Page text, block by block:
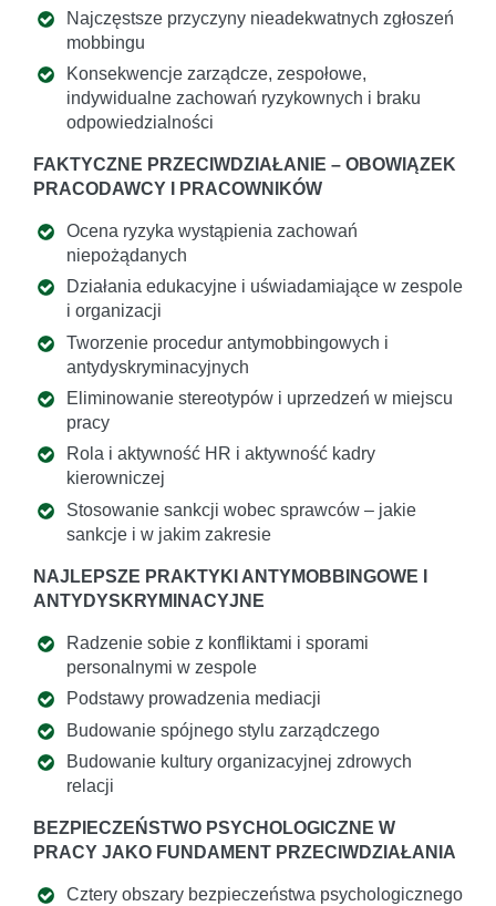
Najczęstsze przyczyny nieadekwatnych zgłoszeń
mobbingu
Konsekwencje zarządcze, zespołowe,
indywidualne zachowań ryzykownych i braku
odpowiedzialności
FAKTYCZNE PRZECIWDZIAŁANIE – OBOWIĄZEK
PRACODAWCY I PRACOWNIKÓW
Ocena ryzyka wystąpienia zachowań
niepożądanych
Działania edukacyjne i uświadamiające w zespole
i organizacji
Tworzenie procedur antymobbingowych i
antydyskryminacyjnych
Eliminowanie stereotypów i uprzedzeń w miejscu
pracy
Rola i aktywność HR i aktywność kadry
kierowniczej
Stosowanie sankcji wobec sprawców – jakie
sankcje i w jakim zakresie
NAJLEPSZE PRAKTYKI ANTYMOBBINGOWE I
ANTYDYSKRYMINACYJNE
Radzenie sobie z konfliktami i sporami
personalnymi w zespole
Podstawy prowadzenia mediacji
Budowanie spójnego stylu zarządczego
Budowanie kultury organizacyjnej zdrowych
relacji
BEZPIECZEŃSTWO PSYCHOLOGICZNE W
PRACY JAKO FUNDAMENT PRZECIWDZIAŁANIA
Cztery obszary bezpieczeństwa psychologicznego